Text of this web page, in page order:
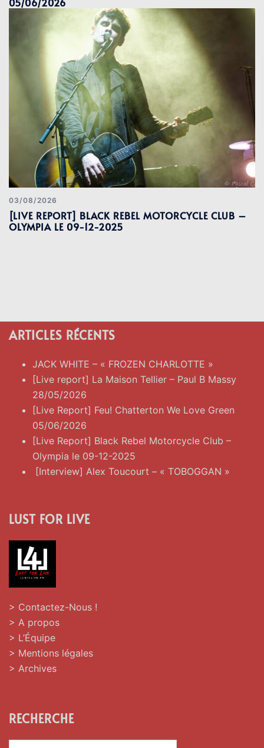
05/06/2026
03/08/2026
[LIVE REPORT] BLACK REBEL MOTORCYCLE CLUB –
OLYMPIA LE 09-12-2025
ARTICLES RÉCENTS
JACK WHITE – « FROZEN CHARLOTTE »
[Live report] La Maison Tellier – Paul B Massy
28/05/2026
[Live Report] Feu! Chatterton We Love Green
05/06/2026
[Live Report] Black Rebel Motorcycle Club –
Olympia le 09-12-2025
[Interview] Alex Toucourt – « TOBOGGAN »
LUST FOR LIVE
> Contactez-Nous !
> A propos
> L’Équipe
> Mentions légales
> Archives
RECHERCHE